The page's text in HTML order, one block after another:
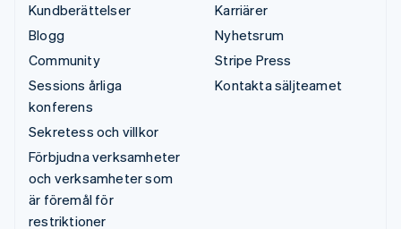
Kundberättelser
Blogg
Community
Sessions årliga
konferens
Sekretess och villkor
Förbjudna verksamheter
och verksamheter som
är föremål för
restriktioner
Karriärer
Nyhetsrum
Stripe Press
Kontakta säljteamet